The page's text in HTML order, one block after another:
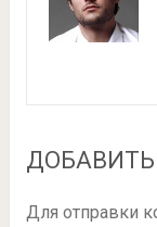
Для отправки